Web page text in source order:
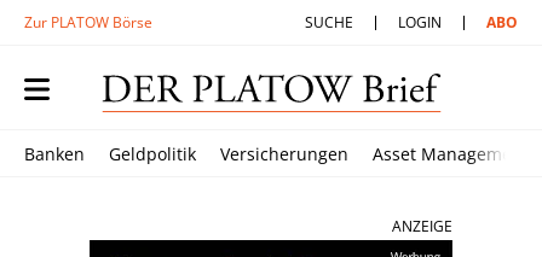
Zur PLATOW Börse SUCHE LOGIN ABO
Banken Geldpolitik Versicherungen Asset Management
ANZEIGE